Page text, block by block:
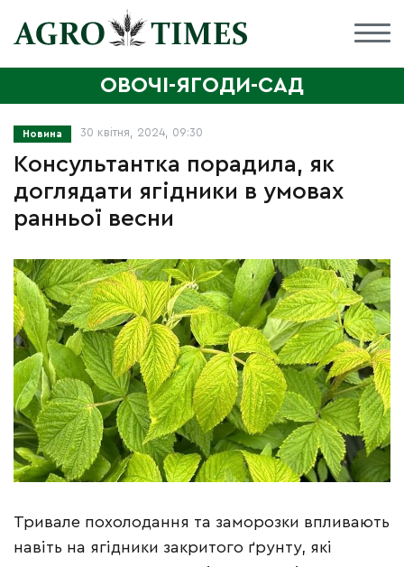
ОВОЧІ-ЯГОДИ-САД
Новина 30 квітня, 2024, 09:30
Консультантка порадила, як
доглядати ягідники в умовах
ранньої весни
Тривале похолодання та заморозки впливають
навіть на ягідники закритого ґрунту, які